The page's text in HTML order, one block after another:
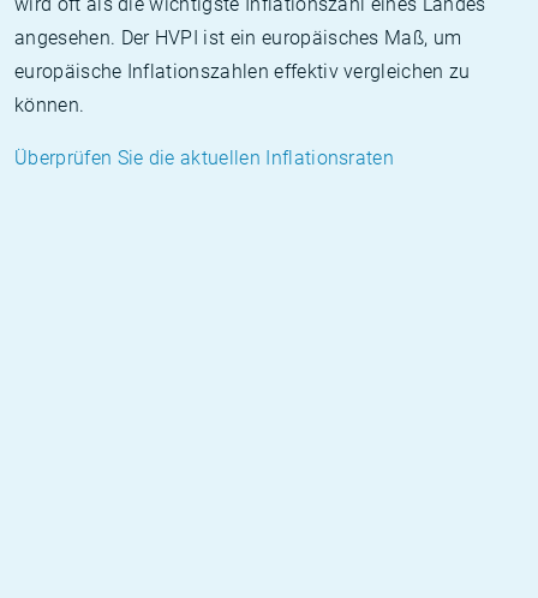
angesehen. Der HVPI ist ein europäisches Maß, um
europäische Inflationszahlen effektiv vergleichen zu
können.
Überprüfen Sie die aktuellen Inflationsraten